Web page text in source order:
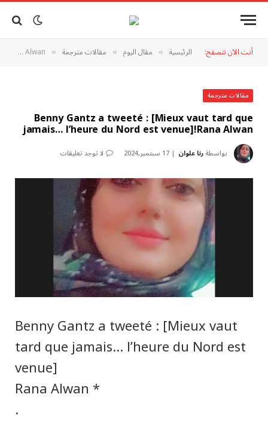
أنت الآن تتصفح: الرئيسية » مقال اليوم » مقالات مترجمة »
Benny Gantz a tweeté : [Mieux vaut tard que jamais… l’heure du Nord est venue]!Rana Alwan
مقالات مترجمة
Benny Gantz a tweeté : [Mieux vaut tard que
jamais… l’heure du Nord est venue]!Rana Alwan
بواسطةرنا علوان 17 سبتمبر,2024 لا توجد تعليقات
Benny Gantz a tweeté : [Mieux vaut
tard que jamais… l’heure du Nord est
venue]
* Rana Alwan
.